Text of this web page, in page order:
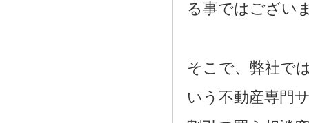
る事ではござい
そこで、弊社で
いう不動産専門